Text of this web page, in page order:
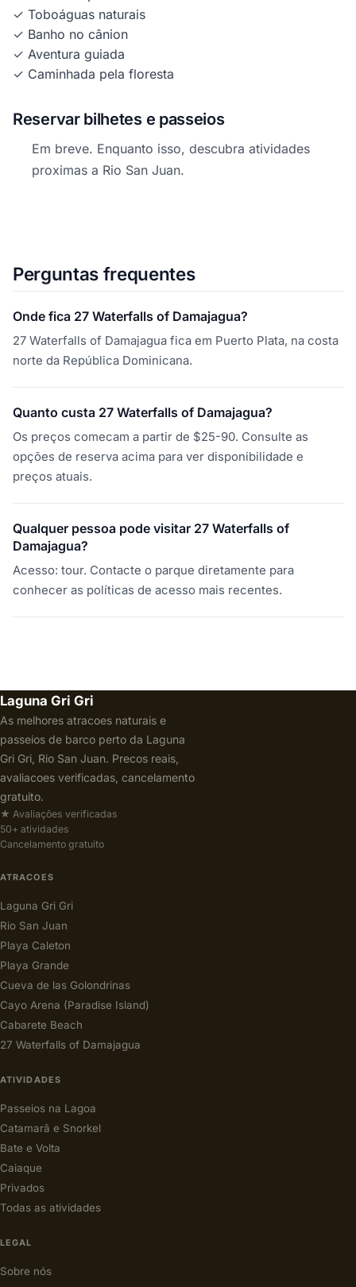
✓ Toboáguas naturais
✓ Banho no cânion
✓ Aventura guiada
✓ Caminhada pela floresta
Reservar bilhetes e passeios
Em breve. Enquanto isso, descubra atividades
proximas a Rio San Juan.
Perguntas frequentes
Onde fica 27 Waterfalls of Damajagua?
27 Waterfalls of Damajagua fica em Puerto Plata, na costa
norte da República Dominicana.
Quanto custa 27 Waterfalls of Damajagua?
Os preços comecam a partir de $25-90. Consulte as
opções de reserva acima para ver disponibilidade e
preços atuais.
Qualquer pessoa pode visitar 27 Waterfalls of
Damajagua?
Acesso: tour. Contacte o parque diretamente para
conhecer as políticas de acesso mais recentes.
Laguna Gri Gri
As melhores atracoes naturais e
passeios de barco perto da Laguna
Gri Gri, Rio San Juan. Precos reais,
avaliacoes verificadas, cancelamento
gratuito.
★ Avaliações verificadas
50+ atividades
Cancelamento gratuito
ATRACOES
Laguna Gri Gri
Rio San Juan
Playa Caleton
Playa Grande
Cueva de las Golondrinas
Cayo Arena (Paradise Island)
Cabarete Beach
27 Waterfalls of Damajagua
ATIVIDADES
Passeios na Lagoa
Catamarã e Snorkel
Bate e Volta
Caiaque
Privados
Todas as atividades
LEGAL
Sobre nós